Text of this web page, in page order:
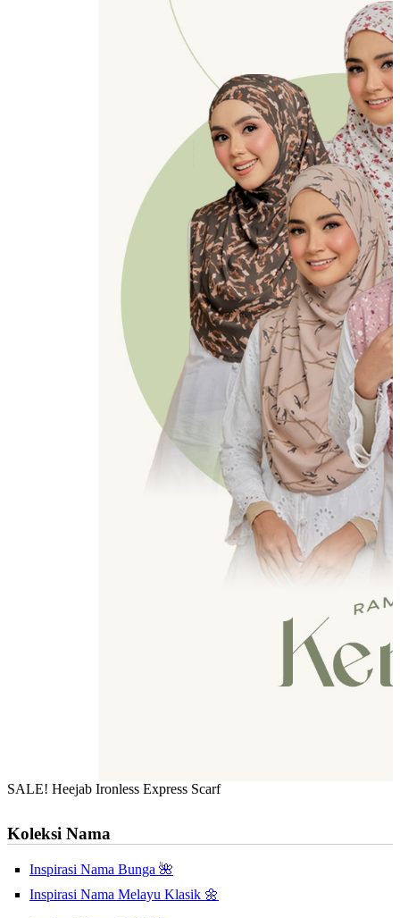
SALE! Heejab Ironless Express Scarf
Koleksi Nama
Inspirasi Nama Bunga 🌺
Inspirasi Nama Melayu Klasik 🌼